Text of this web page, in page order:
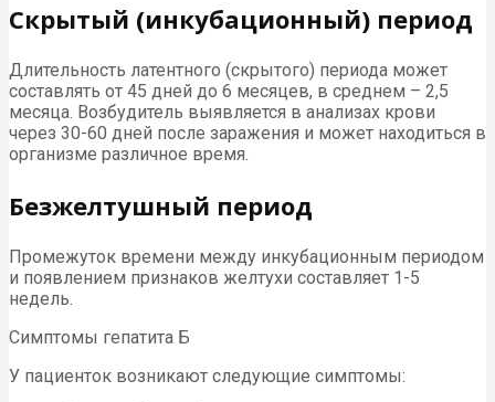
Скрытый (инкубационный) период
Длительность латентного (скрытого) периода может
составлять от 45 дней до 6 месяцев, в среднем – 2,5
месяца. Возбудитель выявляется в анализах крови
через 30-60 дней после заражения и может находиться в
организме различное время.
Безжелтушный период
Промежуток времени между инкубационным периодом
и появлением признаков желтухи составляет 1-5
недель.
Симптомы гепатита Б
У пациенток возникают следующие симптомы: